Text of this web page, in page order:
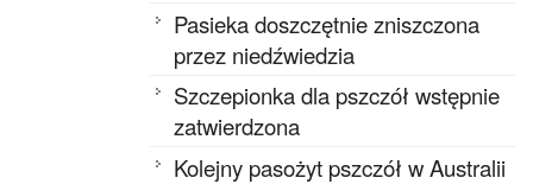
Pasieka doszczętnie zniszczona
przez niedźwiedzia
Szczepionka dla pszczół wstępnie
zatwierdzona
Kolejny pasożyt pszczół w Australii